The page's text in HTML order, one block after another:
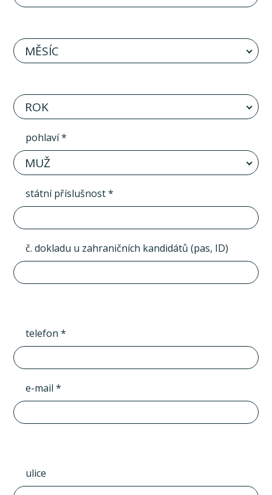
MĚSÍC
ROK
pohlaví *
MUŽ
státní příslušnost *
č. dokladu u zahraničních kandidátů (pas, ID)
telefon *
e-mail *
ulice